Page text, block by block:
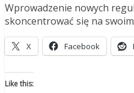
Wprowadzenie nowych
skoncentrować się na
X Facebook
Like this: